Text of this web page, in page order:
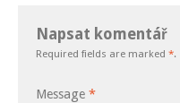
Napsat komentář
Required fields are marked *.
Message *